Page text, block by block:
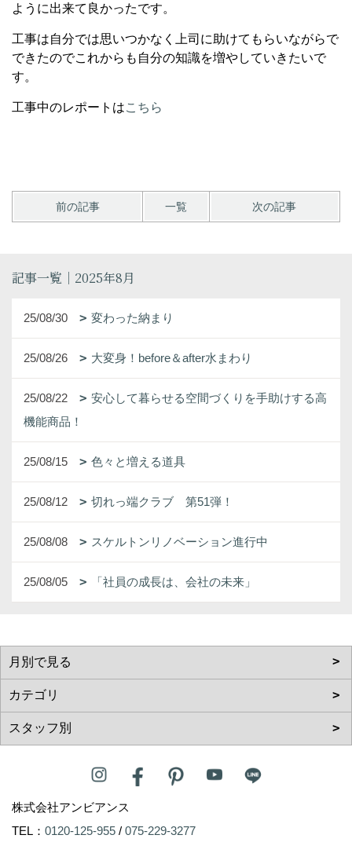
ように出来て良かったです。
工事は自分では思いつかなく上司に助けてもらいながらで
できたのでこれからも自分の知識を増やしていきたいで
す。
工事中のレポートはこちら
前の記事 一覧 次の記事
記事一覧｜2025年8月
25/08/30 変わった納まり
25/08/26 大変身！before＆after水まわり
25/08/22
安心して暮らせる空間づくりを手助けする高
機能商品！
25/08/15 色々と増える道具
25/08/12 切れっ端クラブ 第51弾！
25/08/08 スケルトンリノベーション進行中
25/08/05 「社員の成長は、会社の未来」
株式会社アンビアンス
TEL： 0120-125-955 / 075-229-3277